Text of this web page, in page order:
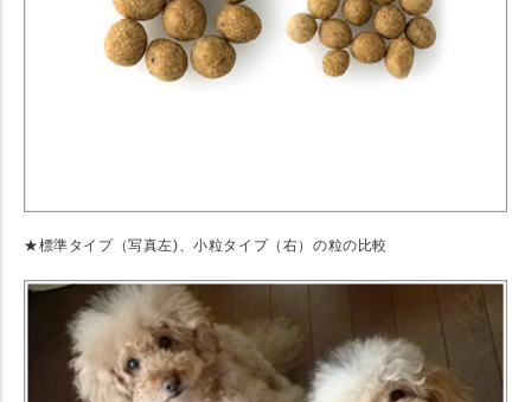
★標準タイプ（写真左)、小粒タイプ（右）の粒の比較